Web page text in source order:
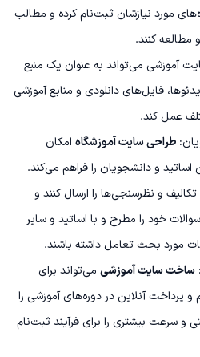
مورد نیازشان ثبت‌نام کرده و مطالب
مطالعه کنند.
آموزشی می‌تواند به عنوان یک منبع
فایل‌های دانلودی و منابع آموزشی
عمل کند.
طراحی سایت آموزشگاه امکان
اساتید و دانشجویان را فراهم می‌کند.
تکالیف و نظرسنجی‌ها را ارسال کنند و
خود را مطرح و با اساتید و سایر
مورد بحث تعامل داشته باشند.
ساخت سایت آموزشی می‌تواند برای
پرداخت آنلاین در دوره‌های آموزشی را
و سرعت بیشتری را برای فرآیند ثبت‌نام